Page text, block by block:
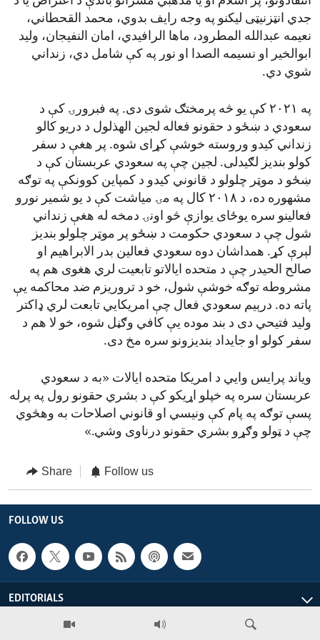
جدي انټزنیټی لیکنو په وجه رایف بدوي، محمد القحطاني،
نعیمه عبدالله المطرود، ماها الرافیدي، امان النفیجان، ولید
ابوالخیر او نسیمه الصدا او نور په کې شامل دي، زنداني
شوي دي.
په ۲۰۲۱ کې یو څه پرمختګ شوی دی. په فبرورۍ کې د
سعودي د ښځو د حقونو فعاله لجین الهذلول د دریو کالو
زنداني کیدو وروسته خوشې کړای شوه. پر هغې د سفر
کولو بندیز لګیدلی. لجین چې په سعودي عربستان کې د
ښځو د موټر چلولو د قانوني کیدو د کمپاین کوونکې په توګه
مشهوره ده، د ۲۰۱۸ کال په مۍ میاشت کې د یو شمیر نورو
فعالینو سره یوځای یوازې څو اونۍ دمخه له هغې زنداني
شول چې د سعودي حکومت د ښځو پر موټر چلولو بندیز
لېرې کړ. همداشان دوه سعودي فعالین بدر الابراهیم او
صالح الحیدر چې د متحده ایالاتو تابعیت لري هغوی هم په
مشروطه توګه خوشې شول، خو د تروریزم ضد محاکمه یې
پاته ده. درېیم سعودي فعال چې امریکایي تابعت لري ډاکتر
ولید فتیحي دی د بند موده یې کافي وګڼل شوه، خو لا هم د
سفر کولو او جایداد بندیزونو سره مخ دی.
ویاند پرایس وایي د امریکا متحده ایالات «به د سعودي
عربستان سره په خپلو اړیکو کې د بشري حقونو رول په پرله
پسې توګه په پام کې ونیسي او قانوني اصلاحات به وهڅوي
چې د ټولو وګړو بشري حقونو درناوی وشي.»
Share Follow us
FOLLOW US
EDITORIALS